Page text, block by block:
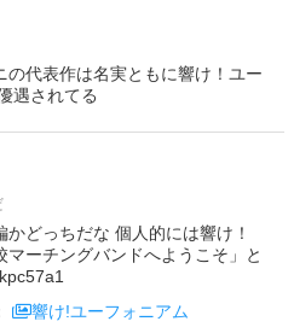
代表作は名実ともに響け！ユー
遇されてる
どっちだな 個人的には響け！
ーチングバンドへようこそ」と
響け!ユーフォニアム